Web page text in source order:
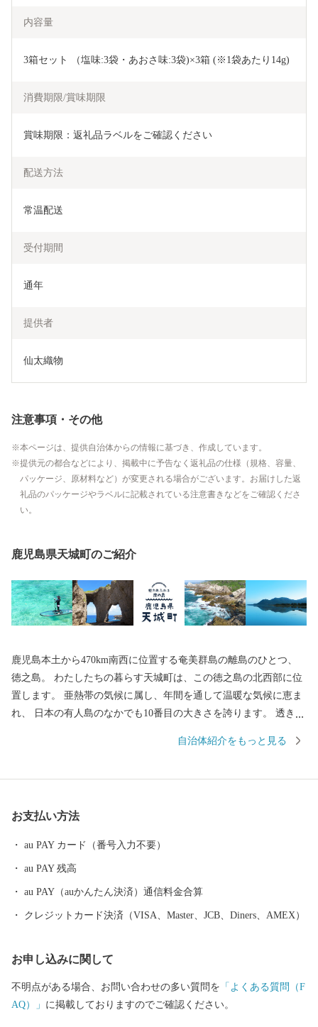
内容量
3箱セット （塩味:3袋・あおさ味:3袋)×3箱 (※1袋あたり14g)
消費期限/賞味期限
賞味期限：返礼品ラベルをご確認ください
配送方法
常温配送
受付期間
通年
提供者
仙太織物
注意事項・その他
本ページは、提供自治体からの情報に基づき、作成しています。
提供元の都合などにより、掲載中に予告なく返礼品の仕様（規格、容量、
パッケージ、原材料など）が変更される場合がございます。お届けした返
礼品のパッケージやラベルに記載されている注意書きなどをご確認くださ
い。
鹿児島県天城町のご紹介
鹿児島本土から470km南西に位置する奄美群島の離島のひとつ、
徳之島。 わたしたちの暮らす天城町は、この徳之島の北西部に位
置します。 亜熱帯の気候に属し、年間を通して温暖な気候に恵ま
れ、 日本の有人島のなかでも10番目の大きさを誇ります。 透き通
自の文化がいまなお、残されています。
自治体紹介をもっと見る
お支払い方法
au PAY カード（番号入力不要）
au PAY 残高
au PAY（auかんたん決済）通信料金合算
クレジットカード決済（VISA、Master、JCB、Diners、AMEX）
お申し込みに関して
不明点がある場合、お問い合わせの多い質問を 「よくある質問（F
AQ）」 に掲載しておりますのでご確認ください。